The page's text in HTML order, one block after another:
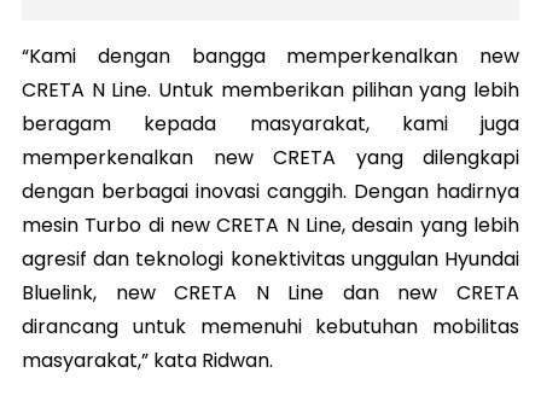
“Kami dengan bangga memperkenalkan new
CRETA N Line. Untuk memberikan pilihan yang lebih
beragam kepada masyarakat, kami juga
memperkenalkan new CRETA yang dilengkapi
dengan berbagai inovasi canggih. Dengan hadirnya
mesin Turbo di new CRETA N Line, desain yang lebih
agresif dan teknologi konektivitas unggulan Hyundai
Bluelink, new CRETA N Line dan new CRETA
dirancang untuk memenuhi kebutuhan mobilitas
masyarakat,” kata Ridwan.